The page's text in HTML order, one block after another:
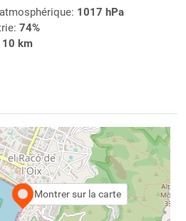
1017 hPa
74%
10 km
Montrer sur la carte